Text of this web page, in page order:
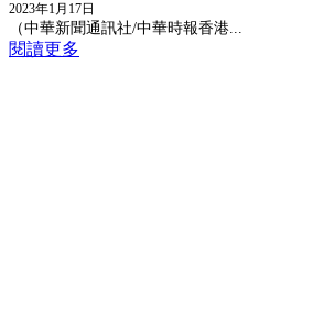
2023年1月17日
（中華新聞通訊社/中華時報香港...
閱讀更多